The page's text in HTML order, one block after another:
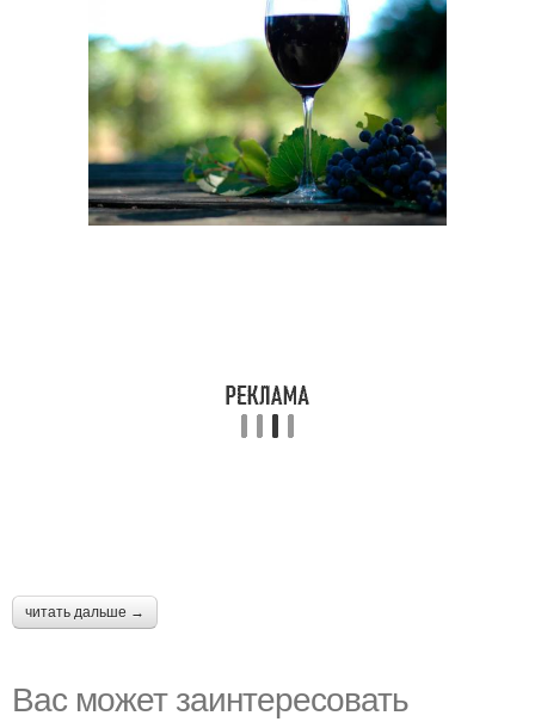
читать дальше →
Вас может заинтересовать